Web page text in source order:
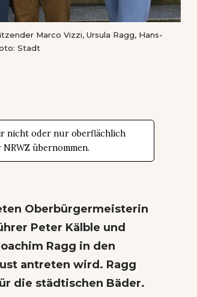
Marco Vizzi, Ursula Ragg, Hans-
Stadt
nicht oder nur oberflächlich
übernommen.
Oberbürgermeisterin
Peter Kälble und
Ragg in den
antreten wird. Ragg
die städtischen Bäder.